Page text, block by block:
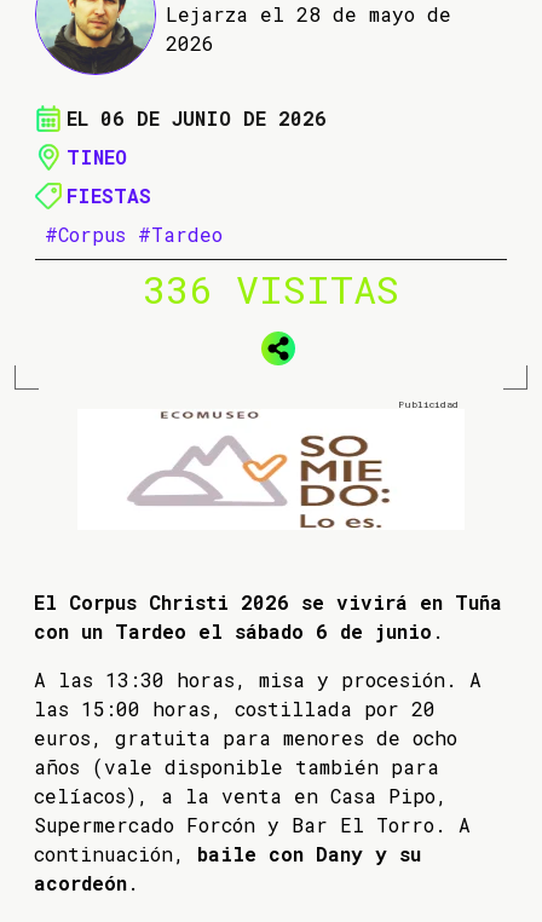
Lejarza el 28 de mayo de
2026
EL 06 DE JUNIO DE 2026
TINEO
FIESTAS
#Corpus #Tardeo
336 VISITAS
El Corpus Christi 2026 se vivirá en Tuña
con un Tardeo el sábado 6 de junio .
A las 13:30 horas, misa y procesión. A
las 15:00 horas, costillada por 20
euros, gratuita para menores de ocho
años (vale disponible también para
celíacos), a la venta en Casa Pipo,
Supermercado Forcón y Bar El Torro. A
continuación, baile con Dany y su
acordeón.